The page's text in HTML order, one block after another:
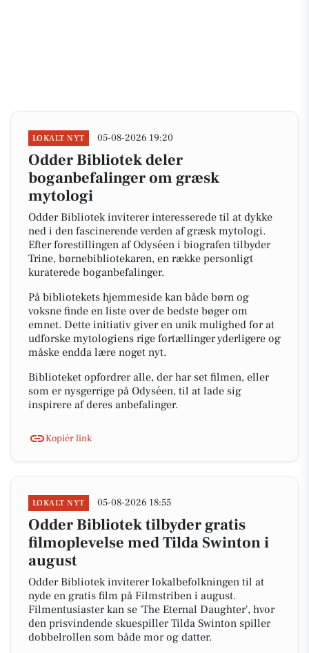
LOKALT NYT 05-08-2026 19:20
Odder Bibliotek deler
boganbefalinger om græsk
mytologi
Odder Bibliotek inviterer interesserede til at dykke
ned i den fascinerende verden af græsk mytologi.
Efter forestillingen af Odyséen i biografen tilbyder
Trine, børnebibliotekaren, en række personligt
kuraterede boganbefalinger.
På bibliotekets hjemmeside kan både børn og
voksne finde en liste over de bedste bøger om
emnet. Dette initiativ giver en unik mulighed for at
udforske mytologiens rige fortællinger yderligere og
måske endda lære noget nyt.
Biblioteket opfordrer alle, der har set filmen, eller
som er nysgerrige på Odyséen, til at lade sig
inspirere af deres anbefalinger.
Kopiér link
LOKALT NYT 05-08-2026 18:55
Odder Bibliotek tilbyder gratis
filmoplevelse med Tilda Swinton i
august
Odder Bibliotek inviterer lokalbefolkningen til at
nyde en gratis film på Filmstriben i august.
Filmentusiaster kan se 'The Eternal Daughter', hvor
den prisvindende skuespiller Tilda Swinton spiller
dobbelrollen som både mor og datter.